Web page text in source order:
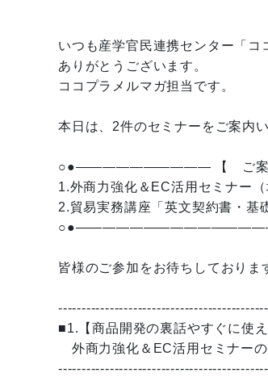
いつも産学官民連携センター「コ
ありがとうございます。
ココプラメルマガ担当です。
本日は、2件のセミナーをご案内い
○●—————————— 【 ご
1.外商力強化＆EC活用セミナー（
2.貿易実務講座「英文契約書・基
皆様のご参加をお待ちしておりま
■1.【商品開発の裏話やすぐに使
外商力強化＆EC活用セミナーの